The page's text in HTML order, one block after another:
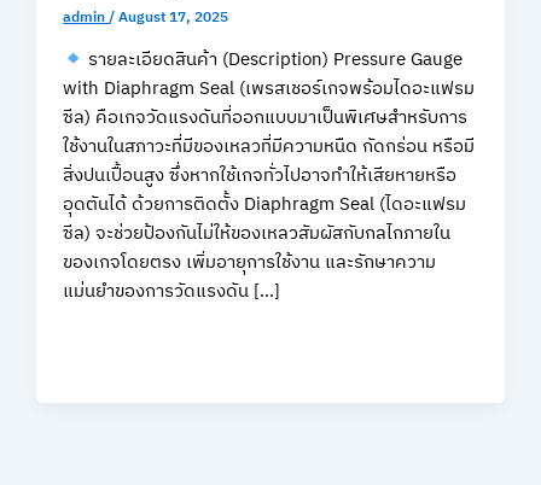
admin/August 17, 2025
รายละเอียดสินค้า (Description) Pressure Gauge
with Diaphragm Seal (เพรสเชอร์เกจพร้อมไดอะแฟรม
ซีล) คือเกจวัดแรงดันที่ออกแบบมาเป็นพิเศษสำหรับการ
ใช้งานในสภาวะที่มีของเหลวที่มีความหนืด กัดกร่อน หรือมี
สิ่งปนเปื้อนสูง ซึ่งหากใช้เกจทั่วไปอาจทำให้เสียหายหรือ
อุดตันได้ ด้วยการติดตั้ง Diaphragm Seal (ไดอะแฟรม
ซีล) จะช่วยป้องกันไม่ให้ของเหลวสัมผัสกับกลไกภายใน
ของเกจโดยตรง เพิ่มอายุการใช้งาน และรักษาความ
แม่นยำของการวัดแรงดัน […]